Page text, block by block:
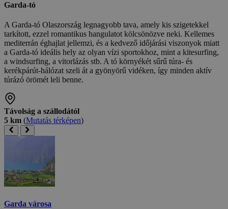
Garda-tó
A Garda-tó Olaszország legnagyobb tava, amely kis szigetekkel
tarkított, ezzel romantikus hangulatot kölcsönözve neki. Kellemes
mediterrán éghajlat jellemzi, és a kedvező időjárási viszonyok miatt
a Garda-tó ideális hely az olyan vízi sportokhoz, mint a kitesurfing,
a windsurfing, a vitorlázás stb. A tó környékét sűrű túra- és
kerékpárút-hálózat szeli át a gyönyörű vidéken, így minden aktív
túrázó örömét leli benne.
Távolság a szállodától
5 km (Mutatás térképen)
Garda városa